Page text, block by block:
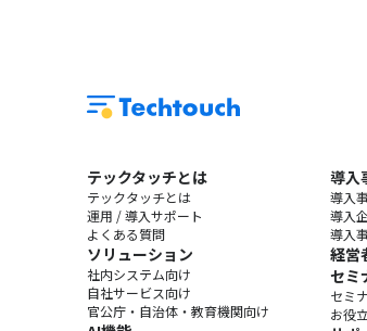
テックタッチとは
テックタッチとは
運用 / 導入サポート
よくある質問
ソリューション
社内システム向け
自社サービス向け
官公庁・自治体・教育機関向け
導入
導入
導入
導入
経営
セミ
セミ
お役